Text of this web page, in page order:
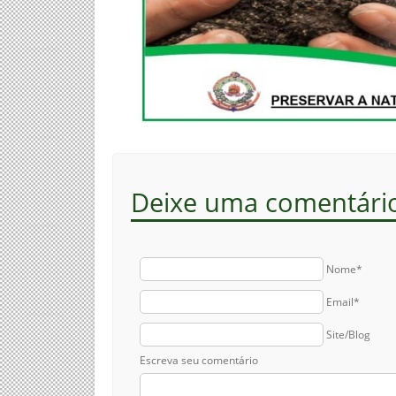
Deixe uma
Nome*
Email*
Site/Blog
Escreva seu comentário